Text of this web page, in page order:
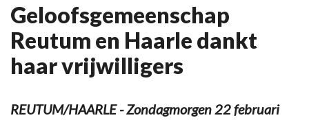
Geloofsgemeenschap
Reutum en Haarle dankt
haar vrijwilligers
REUTUM/HAARLE - Zondagmorgen 22 februari